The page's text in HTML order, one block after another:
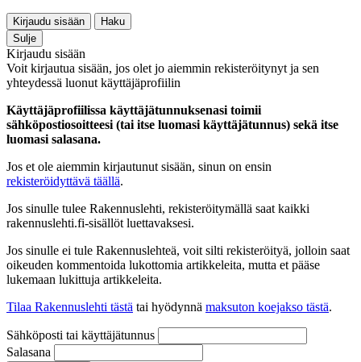
Kirjaudu sisään
Haku
Sulje
Kirjaudu sisään
Voit kirjautua sisään, jos olet jo aiemmin rekisteröitynyt ja sen
yhteydessä luonut käyttäjäprofiilin
Käyttäjäprofiilissa käyttäjätunnuksenasi toimii
sähköpostiosoitteesi (tai itse luomasi käyttäjätunnus) sekä itse
luomasi salasana.
Jos et ole aiemmin kirjautunut sisään, sinun on ensin
rekisteröidyttävä täällä.
Jos sinulle tulee Rakennuslehti, rekisteröitymällä saat kaikki
rakennuslehti.fi-sisällöt luettavaksesi.
Jos sinulle ei tule Rakennuslehteä, voit silti rekisteröityä, jolloin saat
oikeuden kommentoida lukottomia artikkeleita, mutta et pääse
lukemaan lukittuja artikkeleita.
Tilaa Rakennuslehti tästä tai hyödynnä maksuton koejakso tästä.
Sähköposti tai käyttäjätunnus
Salasana